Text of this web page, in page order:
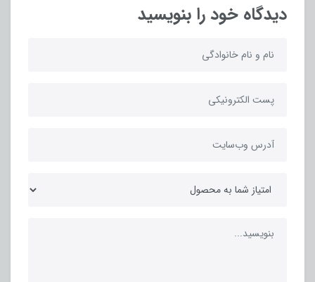
دیدگاه خود را بنویسید